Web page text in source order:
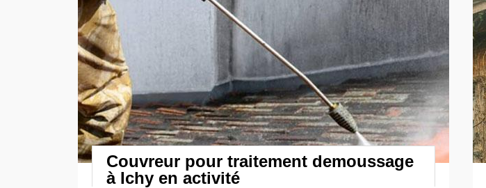
Couvreur pour traitement demoussage
à Ichy en activité